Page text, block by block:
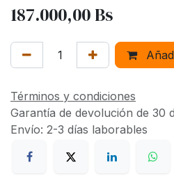
187.000,00Bs
Términos y condiciones
Garantía de devolución de 30
Envío: 2-3 días laborables